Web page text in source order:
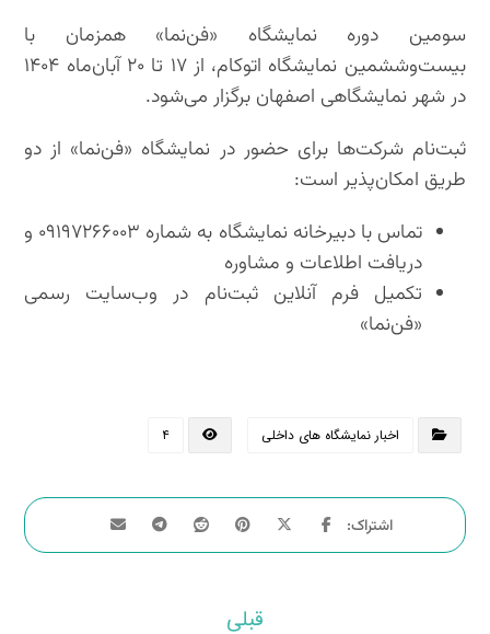
سومین دوره نمایشگاه «فن‌نما» همزمان با
بیست‌وششمین نمایشگاه اتوکام، از ۱۷ تا ۲۰ آبان‌ماه ۱۴۰۴
در شهر نمایشگاهی اصفهان برگزار می‌شود.
ثبت‌نام شرکت‌ها برای حضور در نمایشگاه «فن‌نما» از دو
طریق امکان‌پذیر است:
تماس با دبیرخانه نمایشگاه به شماره ۰۹۱۹۷۲۶۶۰۰۳ و
دریافت اطلاعات و مشاوره
تکمیل فرم آنلاین ثبت‌نام در وب‌سایت رسمی
«فن‌نما»
اخبار نمایشگاه های داخلی ۴
قبلی